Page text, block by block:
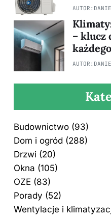
AUTOR:
– klucz
AUTOR:
Budownictwo (93)
Dom i ogród (288)
Drzwi (20)
Okna (105)
OZE (83)
Porady (52)
Wentylacje i